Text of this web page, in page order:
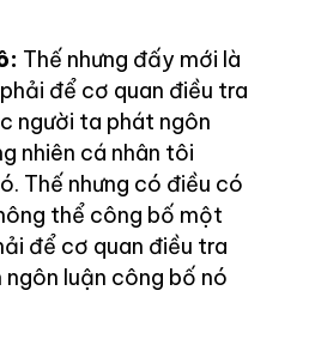
Thế nhưng đấy mới là
để cơ quan điều tra
người ta phát ngôn
nhiên cá nhân tôi
Thế nhưng có điều có
thể công bố một
để cơ quan điều tra
luận công bố nó